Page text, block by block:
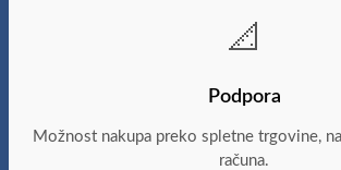
📐
Podpora
Možnost nakupa preko spletne trgovine,
računa.